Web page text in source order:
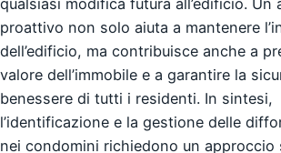
proattivo non solo aiuta a mantenere
dell’edificio, ma contribuisce anche a
valore dell’immobile e a garantire la
benessere di tutti i residenti. In sintesi,
l’identificazione e la gestione delle
nei condomini richiedono un approccio